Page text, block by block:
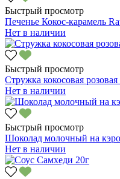
Быстрый просмотр
Печенье Кокос-карамель
Нет в наличии
Быстрый просмотр
Стружка кокосовая
Нет в наличии
Быстрый просмотр
Шоколад молочный на
Нет в наличии